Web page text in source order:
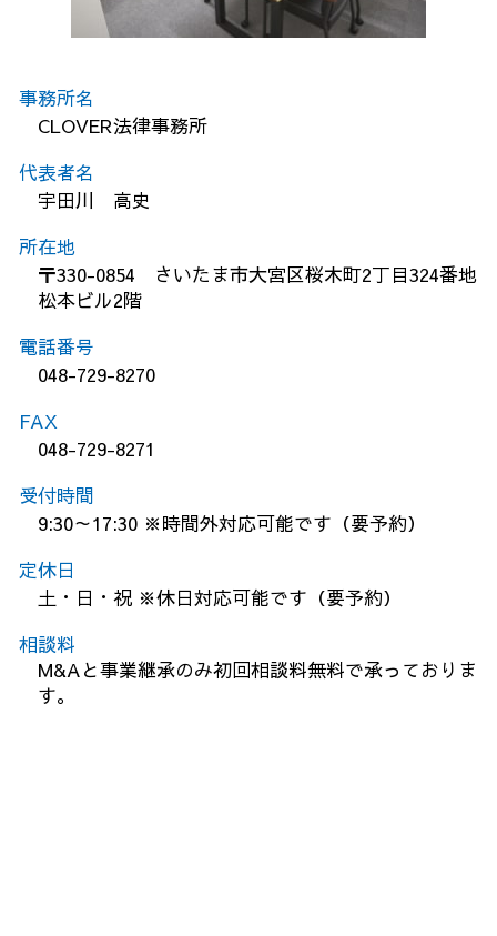
事務所名
CLOVER法律事務所
代表者名
宇田川 高史
所在地
〒330-0854 さいたま市大宮区桜木町2丁目324番地
松本ビル2階
電話番号
048-729-8270
FAX
048-729-8271
受付時間
9:30～17:30 ※時間外対応可能です（要予約）
定休日
土・日・祝 ※休日対応可能です（要予約）
相談料
M&Aと事業継承のみ初回相談料無料で承っておりま
す。